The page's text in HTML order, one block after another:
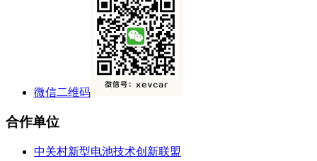
微信二维码
合作单位
中关村新型电池技术创新联盟